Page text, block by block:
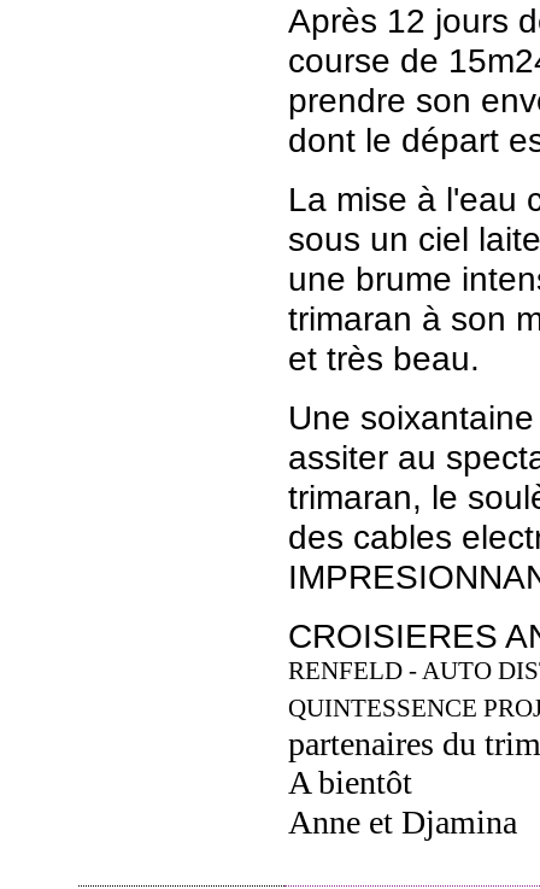
Après 12 jours
course de
prendre son
dont le départ
La mise à l'eau
sous un ciel
une brume
trimaran à son
et très beau.
Une
assiter au
trimaran, le
des cables
CROISIERES
RENFELD- AUTO
QUINTESSENCE
partenaires du
A bientôt
Anne et Djamina